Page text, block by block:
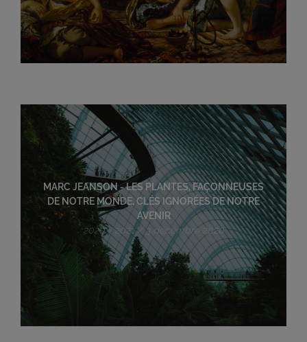
MARC JEANSON - LES PLANTES, FAÇONNEUSES
DE NOTRE MONDE, CLÉS IGNORÉES DE NOTRE
AVENIR
2020 - 2021 / 3 décembre 2020